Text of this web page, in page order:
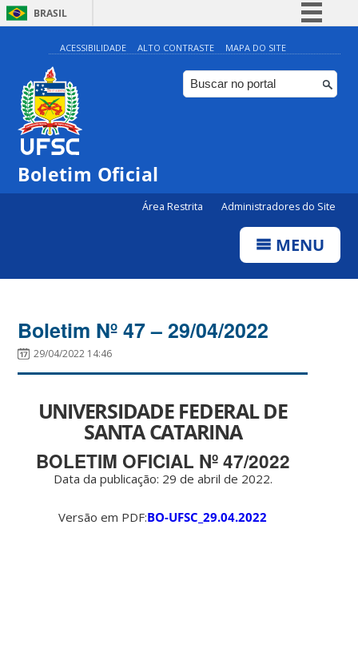
BRASIL
Simplifique!
Comunica BR
Participe
ACESSIBILIDADE ALTO CONTRASTE MAPA DO SITE
Boletim Oficial
Área Restrita Administradores do Site
MENU
Boletim Nº 47 – 29/04/2022
29/04/2022 14:46
UNIVERSIDADE FEDERAL DE
SANTA CATARINA
BOLETIM OFICIAL Nº 47/2022
Data da publicação: 29 de abril de 2022.
Versão em PDF:BO-UFSC_29.04.2022